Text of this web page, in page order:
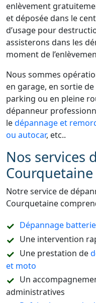
enlèvement
et déposée dans le
d’usage pour
assisterons dans les
moment de
Nous sommes
en garage, en sortie
parking ou en pleine
dépanneur
ledépannage et
ou autocar, etc..
Nos services
Courquetaine
Notre service de
Courquetaine
Dépannage batterie
Une intervention
Une prestation de
et moto
Un
administratives